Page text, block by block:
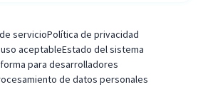
servicioPolítica de privacidad
aceptableEstado del sistema
para desarrolladores
de datos personales